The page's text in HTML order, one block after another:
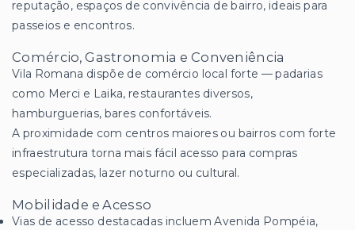
reputação, espaços de convivência de bairro, ideais para
passeios e encontros.
Comércio, Gastronomia e Conveniência
Vila Romana dispõe de comércio local forte — padarias
como Merci e Laika, restaurantes diversos,
hamburguerias, bares confortáveis.
A proximidade com centros maiores ou bairros com forte
infraestrutura torna mais fácil acesso para compras
especializadas, lazer noturno ou cultural.
Mobilidade e Acesso
Vias de acesso destacadas incluem Avenida Pompéia,